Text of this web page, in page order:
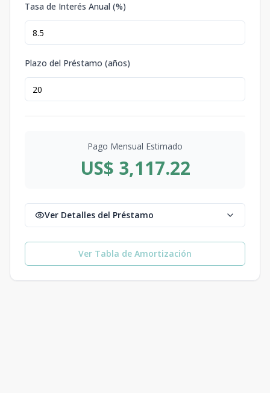
Tasa de Interés Anual (%)
Plazo del Préstamo (años)
Pago Mensual Estimado
US$ 3,117.22
Ver Detalles del Préstamo
Ver Tabla de Amortización